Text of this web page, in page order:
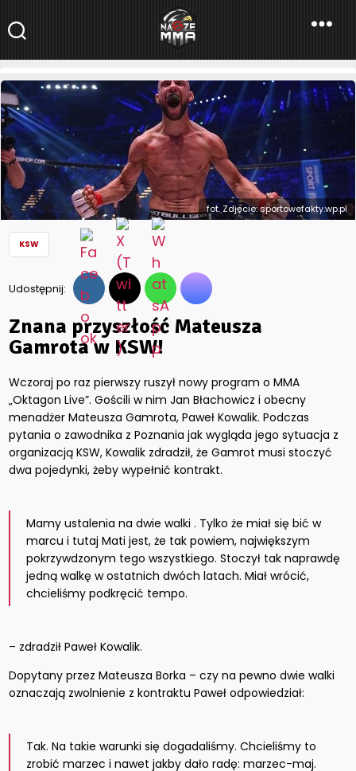
NaszeMMA
NaszeMMA.pl»Aktualności»Polskie MMA»KSW»Znana przyszłość
Mateusza Gamrota w KSW!
fot. Zdjęcie: sportowefakty.wp.pl
KSW
Udostępnij:
Znana przyszłość Mateusza
Gamrota w KSW!
Wczoraj po raz pierwszy ruszył nowy program o MMA
„Oktagon Live”. Gościli w nim Jan Błachowicz i obecny
menadżer Mateusza Gamrota, Paweł Kowalik. Podczas
pytania o zawodnika z Poznania jak wygląda jego sytuacja z
organizacją KSW, Kowalik zdradził, że Gamrot musi stoczyć
dwa pojedynki, żeby wypełnić kontrakt.
Mamy ustalenia na dwie walki . Tylko że miał się bić w
marcu i tutaj Mati jest, że tak powiem, największym
pokrzywdzonym tego wszystkiego. Stoczył tak naprawdę
jedną walkę w ostatnich dwóch latach. Miał wrócić,
chcieliśmy podkręcić tempo.
– zdradził Paweł Kowalik.
Dopytany przez Mateusza Borka – czy na pewno dwie walki
oznaczają zwolnienie z kontraktu Paweł odpowiedział:
Tak. Na takie warunki się dogadaliśmy. Chcieliśmy to
zrobić marzec i nawet jakby dało radę: marzec-maj.